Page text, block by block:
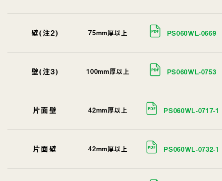
壁(注2) 75mm厚以上 PS060WL-0669
壁(注3) 100mm厚以上 PS060WL-0753
片面壁 42mm厚以上 PS060WL-0717-1
片面壁 42mm厚以上 PS060WL-0732-1